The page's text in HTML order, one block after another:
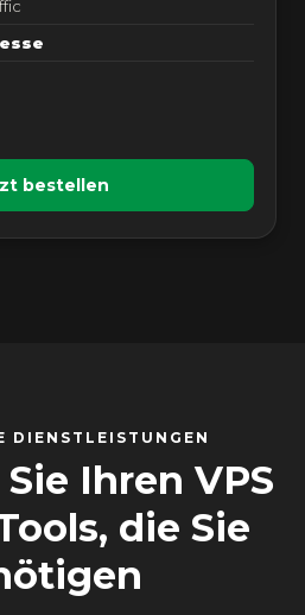
bestellen
DIENSTLEISTUNGEN
Ihren VPS
die Sie